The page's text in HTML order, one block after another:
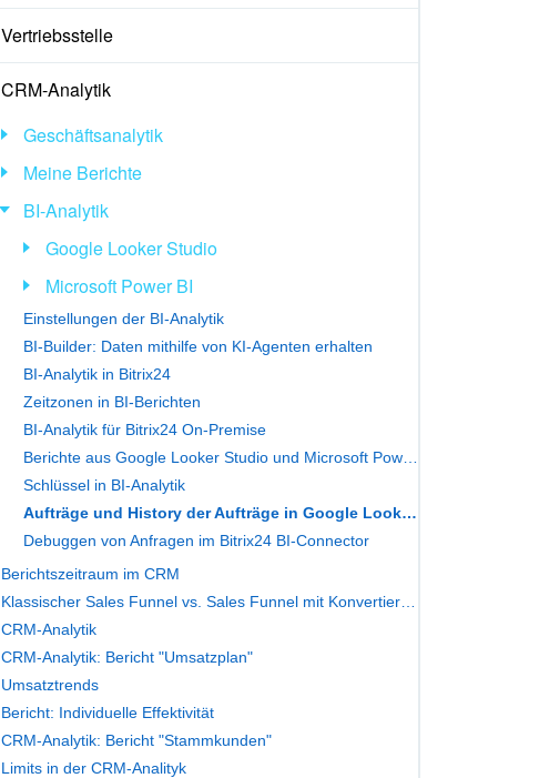
Vertriebsstelle
CRM-Analytik
Geschäftsanalytik
Meine Berichte
BI-Analytik
Google Looker Studio
Microsoft Power BI
Einstellungen der BI-Analytik
BI-Builder: Daten mithilfe von KI-Agenten erhalten
BI-Analytik in Bitrix24
Zeitzonen in BI-Berichten
BI-Analytik für Bitrix24 On-Premise
Schlüssel in BI-Analytik
Aufträge und History der Aufträge in Google Looker Studio vereinigen
Debuggen von Anfragen im Bitrix24 BI-Connector
Berichtszeitraum im CRM
CRM-Analytik
CRM-Analytik: Bericht "Umsatzplan"
Umsatztrends
Bericht: Individuelle Effektivität
CRM-Analytik: Bericht "Stammkunden"
Limits in der CRM-Analityk